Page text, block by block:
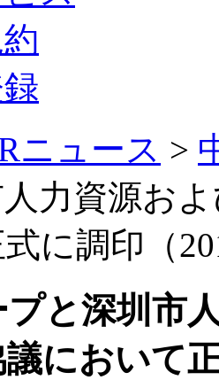
ニュース >
力資源お
に調印（
と深圳市
において